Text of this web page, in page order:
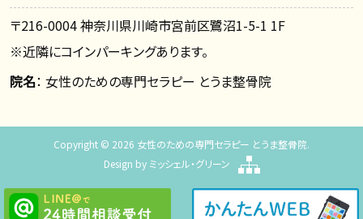
〒216-0004 神奈川県川崎市宮前区鷺沼1-5-1 1F
※近隣にコインパーキングあります。
院名： 女性のための専門セラピー とうま整骨院
Copyright © 2026 女性のための専門セラピー とうま整骨院.
Design by ミッシェル・グリーン